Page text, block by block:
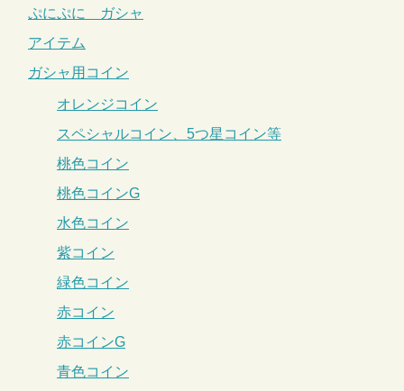
ぷにぷに ガシャ
アイテム
ガシャ用コイン
オレンジコイン
スペシャルコイン、5つ星コイン等
桃色コイン
桃色コインG
水色コイン
紫コイン
緑色コイン
赤コイン
赤コインG
青色コイン